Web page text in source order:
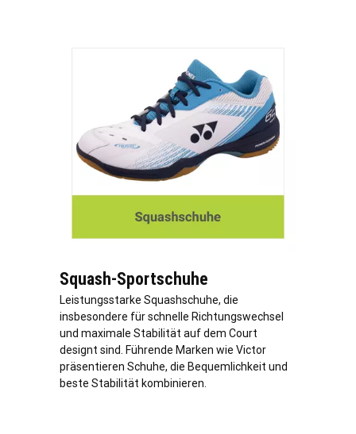
Squash-Sportschuhe
Leistungsstarke Squashschuhe, die
insbesondere für schnelle Richtungswechsel
und maximale Stabilität auf dem Court
designt sind. Führende Marken wie Victor
präsentieren Schuhe, die Bequemlichkeit und
beste Stabilität kombinieren.